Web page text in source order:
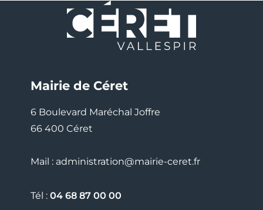
Mairie de Céret
6 Boulevard Maréchal Joffre
66 400 Céret
Mail : administration@mairie-ceret.fr
Tél : 04 68 87 00 00